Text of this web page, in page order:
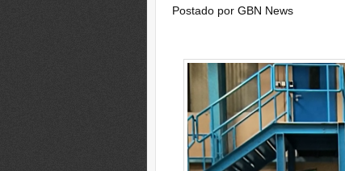
Postado por GBN News